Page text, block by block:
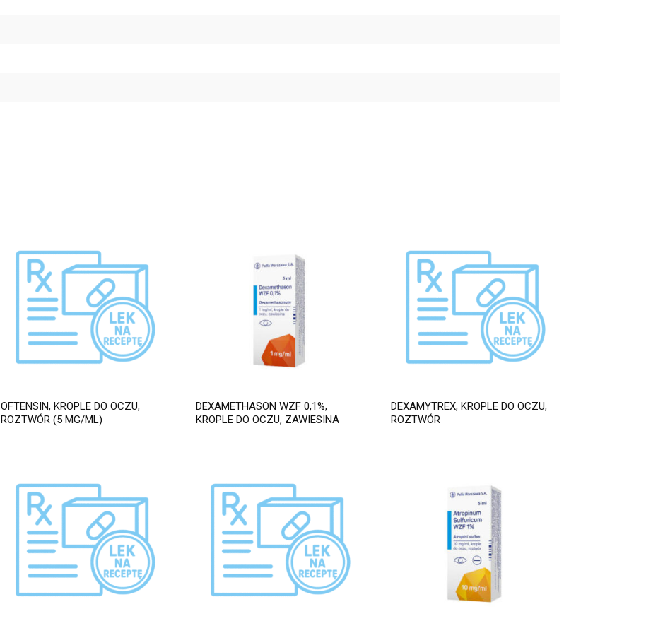
OFTENSIN, KROPLE DO OCZU,
ROZTWÓR (5 MG/ML)
DEXAMETHASON WZF 0,1%,
KROPLE DO OCZU, ZAWIESINA
DEXAMYTREX, KROPLE DO OCZU,
ROZTWÓR